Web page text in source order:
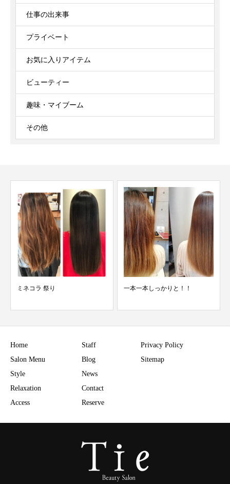
仕事の出来事
プライベート
お気に入りアイテム
ビューティー
趣味・マイブーム
その他
一本一本しっかりと！！
白髪が気になってお困りではな
Home
Salon Menu
Style
Relaxation
Access
Staff
Blog
News
Contact
Reserve
Privacy Policy
Sitemap